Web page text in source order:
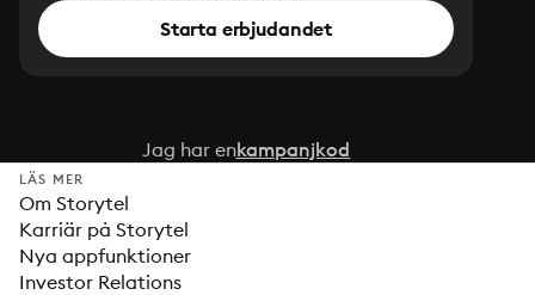
Starta erbjudandet
Jag har enkampanjkod
LÄS MER
Om Storytel
Karriär på Storytel
Nya appfunktioner
Investor Relations